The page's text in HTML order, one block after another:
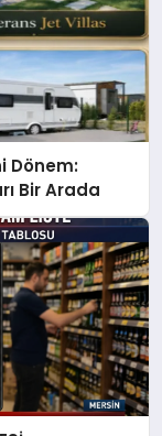
Dönem:
Bir Arada